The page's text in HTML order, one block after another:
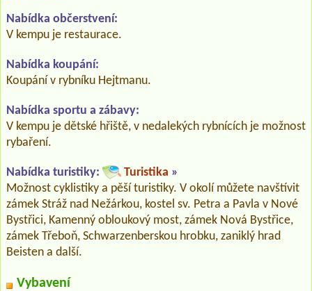
Nabídka občerstvení:
V kempu je restaurace.
Nabídka koupání:
Koupání v rybníku Hejtmanu.
Nabídka sportu a zábavy:
V kempu je dětské hřiště, v nedalekých rybnících je možnost
rybaření.
Nabídka turistiky: Turistika »
Možnost cyklistiky a pěší turistiky. V okolí můžete navštívit
zámek Stráž nad Nežárkou, kostel sv. Petra a Pavla v Nové
Bystřici, Kamenný obloukový most, zámek Nová Bystřice,
zámek Třeboň, Schwarzenberskou hrobku, zaniklý hrad
Beisten a další.
Vybavení